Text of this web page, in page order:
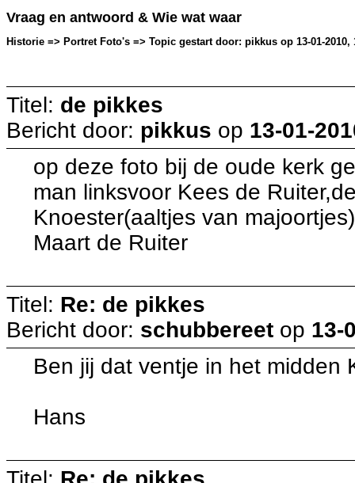
Vraag en antwoord & Wie wat waar
Historie => Portret Foto's => Topic gestart door: pikkus op 13-01-2010,
Titel: de pikkes
Bericht door: pikkus op 13-01-
op deze foto bij de oude kerk
man linksvoor Kees de
Knoester(aaltjes van
Maart de Ruiter
Titel: Re: de pikkes
Bericht door: schubbereet op 13-
Ben jij dat ventje in het midden
Hans